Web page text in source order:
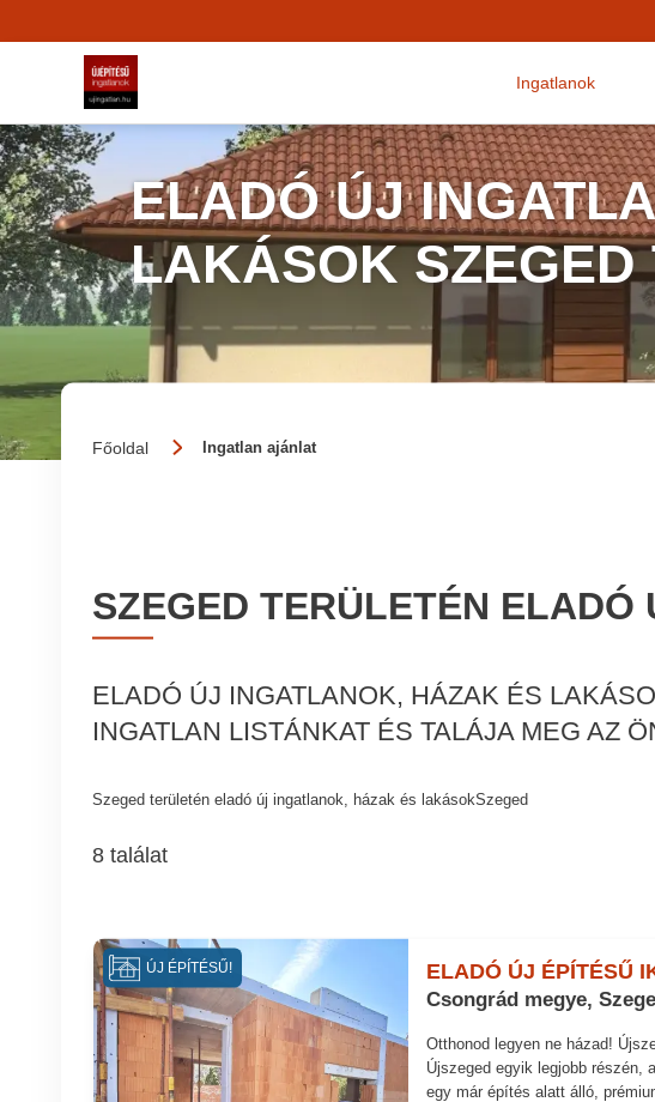
Ingatlanok
ELADÓ ÚJ
LAKÁSOK SZEGED
Főoldal Ingatlan ajánlat
SZEGED TERÜLETÉN
ELADÓ ÚJ INGATLANOK, HÁZAK ÉS
INGATLAN LISTÁNKAT ÉS TALÁJA MEG AZ
Szeged területén eladó új ingatlanok, házak és lakásokSzeged
8 találat
ELADÓ ÚJ ÉPÍTÉSŰ
Csongrád megye,
Otthonod legyen ne házad!
Újszeged egyik legjobb részén,
egy már építés alatt álló,
ÚJ ÉPÍTÉSŰ!